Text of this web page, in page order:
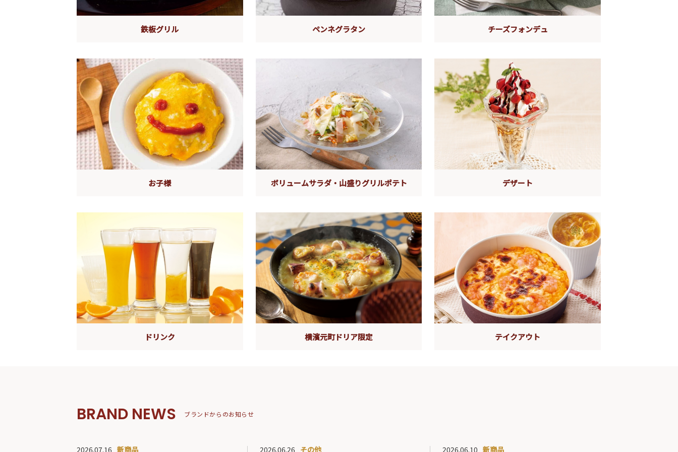
鉄板グリル ペンネグラタン チーズフォンデュ
お子様 ボリュームサラダ・山盛りグリルポテト デザート
ドリンク 横濱元町ドリア限定 テイクアウト
BRAND NEWS ブランドからのお知らせ
2026.07.16 新商品 2026.06.26 その他 2026.06.10 新商品